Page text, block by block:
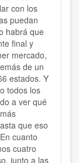
con los
puedan
habrá que
final y
mercado,
de un
estados. Y
todos los
a ver qué
que eso
cuanto
cuatro
junto a las